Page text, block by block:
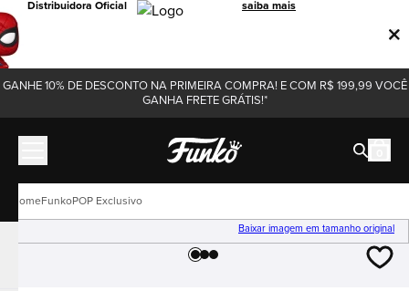
Distribuidora Oficial saiba mais
GANHE 10% DE DESCONTO NA PRIMEIRA COMPRA! E COM R$ 199,99 VOCÊ
GANHA FRETE GRÁTIS!*
FunkoPOP Exclusivo
Baixar imagem em tamanho original